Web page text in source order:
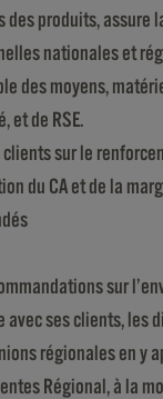
des produits,
nationales et
des moyens,
et de RSE.
clients sur le
du CA et de la
sur
avec ses clients,
régionales en y
Régional, à la